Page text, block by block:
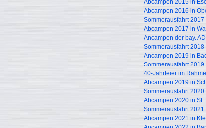
Abcampen 2015 in
Abcampen 2016 in
Sommerausfahrt 2017
Abcampen 2017 in
Ancampen der bay.
Sommerausfahrt
Ancampen 2019 in
Sommerausfahrt
40-Jahrfeier im
Abcampen 2019 in
Sommerausfahrt 2020
Abcampen 2020 in St.
Sommerausfahrt 2021
Abcampen 2021 in